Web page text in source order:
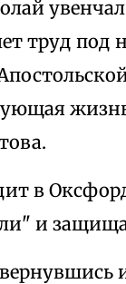
труд под
в
и